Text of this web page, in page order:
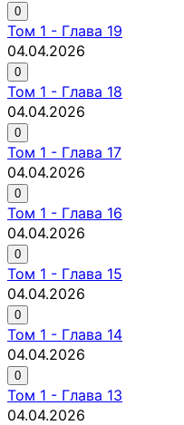
0
Том 1 - Глава 19
04.04.2026
0
Том 1 - Глава 18
04.04.2026
0
Том 1 - Глава 17
04.04.2026
0
Том 1 - Глава 16
04.04.2026
0
Том 1 - Глава 15
04.04.2026
0
Том 1 - Глава 14
04.04.2026
0
Том 1 - Глава 13
04.04.2026